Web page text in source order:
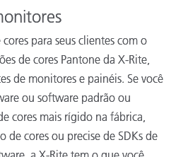
para seus clientes com o
de cores Pantone da X-Rite,
de monitores e painéis. Se você
ou software padrão ou
cores mais rígido na fábrica,
de cores ou precise de SDKs de